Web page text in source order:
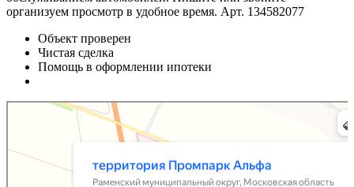
организуем просмотр в удобное время. Арт. 134582077
Объект проверен
Чистая сделка
Помощь в оформлении ипотеки